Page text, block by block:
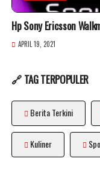
Hp Sony Ericsson
APRIL 19, 2021
🔗 TAG TERPOPULER
Berita Terkini
Kuliner